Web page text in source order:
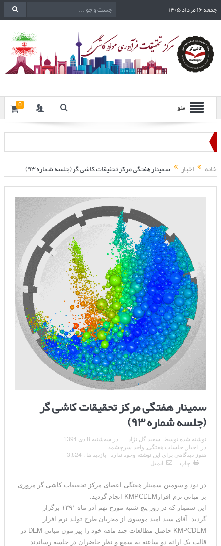
جمعه ۱۶ مرداد ۱۴۰۵
منو 0
خانه اخبار سمینار هفتگی مرکز تحقیقات کاشی گر (جلسه شماره ۹۳)
سمینار هفتگی مرکز تحقیقات کاشی گر
(جلسه شماره ۹۳)
نوشته شده توسط: سعید گل نژاد در سه‌شنبه 8 دی 1394
در: اخبار جلسات هفتگی واحد سرچشمه
هنوز دیدگاهی برای این نوشته وجود ندارد
بازدید ها : 3,824
چاپ
ایمیل
در نود و سومین سمینار هفتگی اعضای مرکز تحقیقات کاشی گر مروری
بر مبانی نرم افزارKMPCDEM انجام گردید.
این سمینار که در روز پنچ شنبه مورخ نهم آذر ماه ۱۳۹۱ برگزار
گردید. آقای سید امید موسوی از مجریان طرح تولید نرم افزار
KMPCDEM حاصل مطالعات چند ماهه خود را پیرامون مبانی DEM در
قالب یک ارائه دو ساعته به سمع و نظر حاضران در جلسه رساندند.